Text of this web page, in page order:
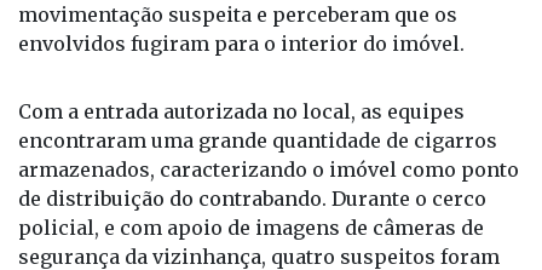
movimentação suspeita e perceberam que os
envolvidos fugiram para o interior do imóvel.
Com a entrada autorizada no local, as equipes
encontraram uma grande quantidade de cigarros
armazenados, caracterizando o imóvel como ponto
de distribuição do contrabando. Durante o cerco
policial, e com apoio de imagens de câmeras de
segurança da vizinhança, quatro suspeitos foram